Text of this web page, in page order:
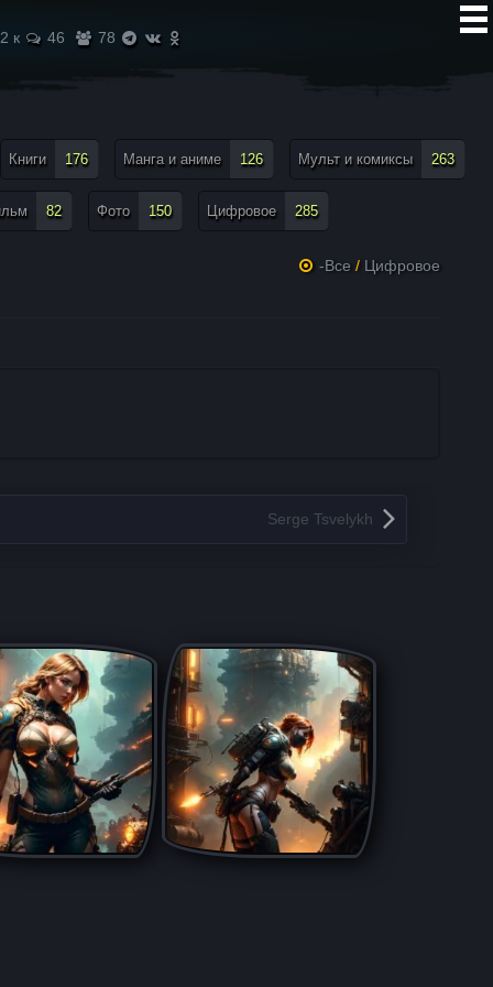
2 к 46 78
Книги 176 Манга и аниме 126 Мульт и комиксы 263
82 Фото 150 Цифровое 285
-Все / Цифровое
Serge Tsvelykh